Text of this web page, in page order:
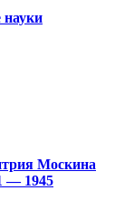
науки
Москина
— 1945